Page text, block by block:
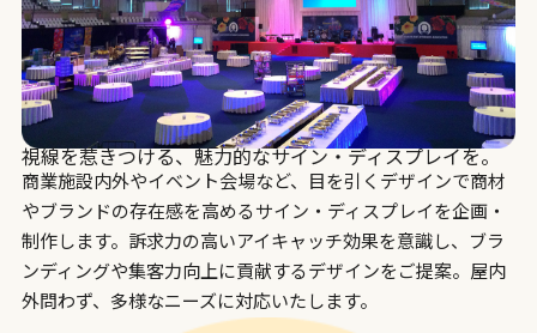
視線を惹きつける、魅力的なサイン・ディスプレイを。
商業施設内外やイベント会場など、目を引くデザインで商材
やブランドの存在感を高めるサイン・ディスプレイを企画・
制作します。訴求力の高いアイキャッチ効果を意識し、ブラ
ンディングや集客力向上に貢献するデザインをご提案。屋内
外問わず、多様なニーズに対応いたします。